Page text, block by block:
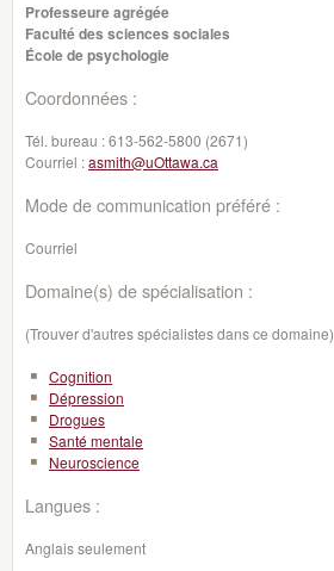
Professeure agrégée
Faculté des sciences sociales
École de psychologie
Coordonnées :
Tél. bureau :613-562-5800 (2671)
Courriel :asmith@uOttawa.ca
Mode de communication préféré :
Courriel
Domaine(s) de spécialisation :
(Trouver d'autres spécialistes dans ce domaine)
Cognition
Dépression
Drogues
Santé mentale
Neuroscience
Langues :
Anglais seulement